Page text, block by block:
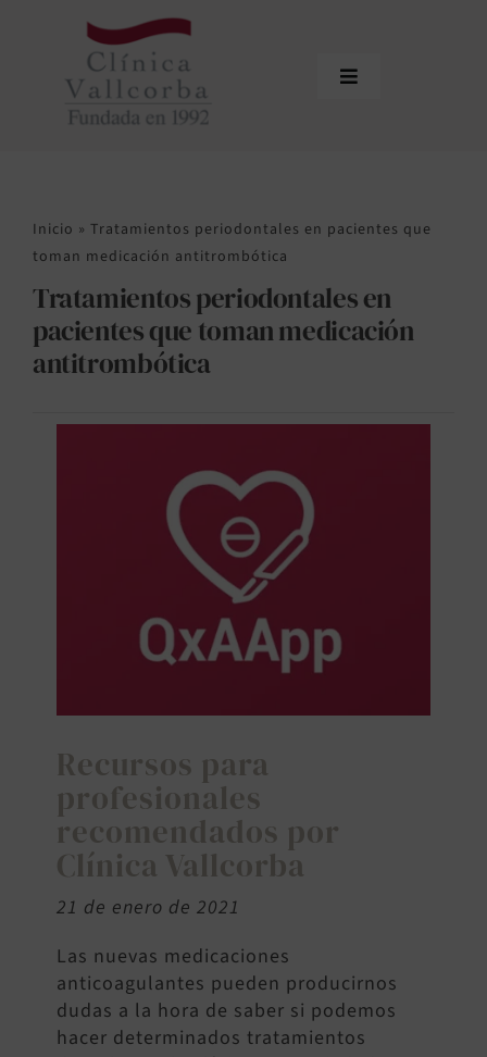
contenido
Toggle
Equipo
Tratamientos
Actualidad
Área de profesionales
Inicio » Tratamientos periodontales en pacientes que
toman medicación antitrombótica
Tratamientos periodontales en
pacientes que toman medicación
antitrombótica
Recursos para
profesionales
recomendados por
Clínica Vallcorba
21 de enero de 2021
Las nuevas medicaciones
anticoagulantes pueden producirnos
dudas a la hora de saber si podemos
hacer determinados tratamientos